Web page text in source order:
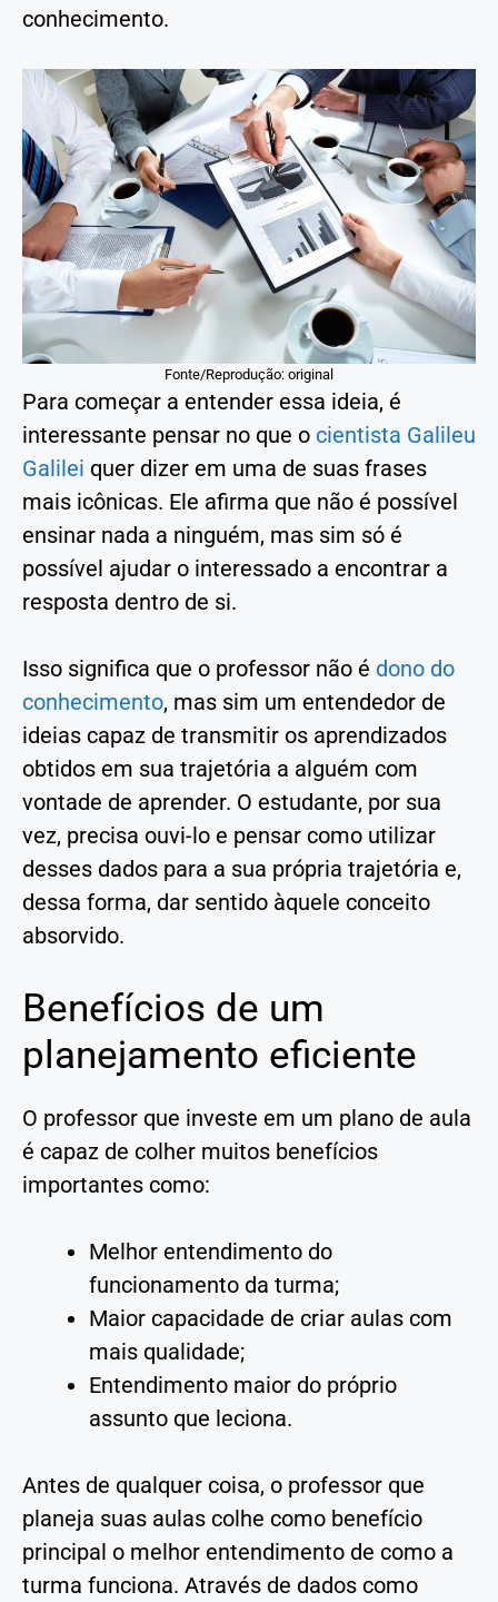
conhecimento.
Fonte/Reprodução: original
Para começar a entender essa ideia, é
interessante pensar no que o cientista Galileu
Galilei quer dizer em uma de suas frases
mais icônicas. Ele afirma que não é possível
ensinar nada a ninguém, mas sim só é
possível ajudar o interessado a encontrar a
resposta dentro de si.
Isso significa que o professor não é dono do
conhecimento, mas sim um entendedor de
ideias capaz de transmitir os aprendizados
obtidos em sua trajetória a alguém com
vontade de aprender. O estudante, por sua
vez, precisa ouvi-lo e pensar como utilizar
desses dados para a sua própria trajetória e,
dessa forma, dar sentido àquele conceito
absorvido.
Benefícios de um
planejamento eficiente
O professor que investe em um plano de aula
é capaz de colher muitos benefícios
importantes como:
Melhor entendimento do
funcionamento da turma;
Maior capacidade de criar aulas com
mais qualidade;
Entendimento maior do próprio
assunto que leciona.
Antes de qualquer coisa, o professor que
planeja suas aulas colhe como benefício
principal o melhor entendimento de como a
turma funciona. Através de dados como